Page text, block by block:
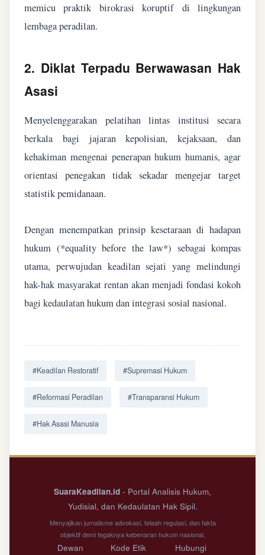
memicu praktik birokrasi koruptif di lingkungan
lembaga peradilan.
2. Diklat Terpadu Berwawasan Hak
Asasi
Menyelenggarakan pelatihan lintas institusi secara
berkala bagi jajaran kepolisian, kejaksaan, dan
kehakiman mengenai penerapan hukum humanis, agar
orientasi penegakan tidak sekadar mengejar target
statistik pemidanaan.
Dengan menempatkan prinsip kesetaraan di hadapan
hukum (*equality before the law*) sebagai kompas
utama, perwujudan keadilan sejati yang melindungi
hak-hak masyarakat rentan akan menjadi fondasi kokoh
bagi kedaulatan hukum dan integrasi sosial nasional.
#Keadilan Restoratif #Supremasi Hukum
#Reformasi Peradilan #Transparansi Hukum
#Hak Asasi Manusia
SuaraKeadilan.id - Portal Analisis Hukum,
Yudisial, dan Kedaulatan Hak Sipil.
Menyajikan jurnalisme advokasi, telaah regulasi, dan fakta
objektif demi tegaknya kebenaran hukum nasional.
Dewan Kode Etik Hubungi